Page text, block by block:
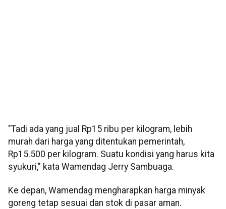
"Tadi ada yang jual Rp15 ribu per kilogram, lebih
murah dari harga yang ditentukan pemerintah,
Rp15.500 per kilogram. Suatu kondisi yang harus kita
syukuri," kata Wamendag Jerry Sambuaga.
Ke depan, Wamendag mengharapkan harga minyak
goreng tetap sesuai dan stok di pasar aman.